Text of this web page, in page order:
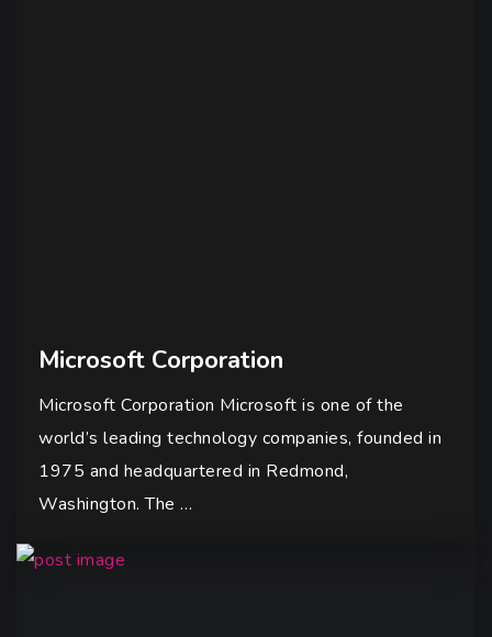
Microsoft Corporation
Microsoft Corporation Microsoft is one of the
world’s leading technology companies, founded in
1975 and headquartered in Redmond,
Washington. The …